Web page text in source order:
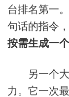
台排名第一
句话的指令，
按需生成一
另一个大
力。它一次